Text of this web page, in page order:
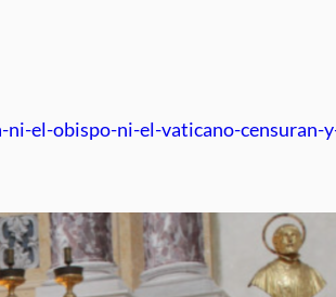
el-obispo-ni-el-vaticano-censuran-